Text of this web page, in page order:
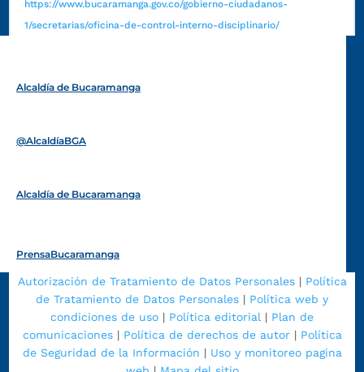
https://www.bucaramanga.gov.co/gobierno-ciudadanos-
1/secretarias/oficina-de-control-interno-disciplinario/
Alcaldía de Bucaramanga
@AlcaldíaBGA
Alcaldía de Bucaramanga
PrensaBucaramanga
Autorización de Tratamiento de Datos Personales| Política
de Tratamiento de Datos Personales | Política web y
condiciones de uso | Política editorial | Plan de
comunicaciones| Política de derechos de autor| Política
de Seguridad de la Información | Uso y monitoreo pagina